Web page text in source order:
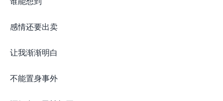
感情还要出卖
让我渐渐明白
不能置身事外